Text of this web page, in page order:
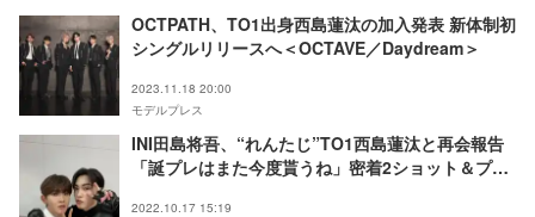
OCTPATH、TO1出身西島蓮汰の加入発表 新体制初
シングルリリースへ＜OCTAVE／Daydream＞
2023.11.18 20:00
モデルプレス
INI田島将吾、“れんたじ”TO1西島蓮汰と再会報告
「誕プレはまた今度貰うね」密着2ショット＆プリ
2022.10.17 15:19